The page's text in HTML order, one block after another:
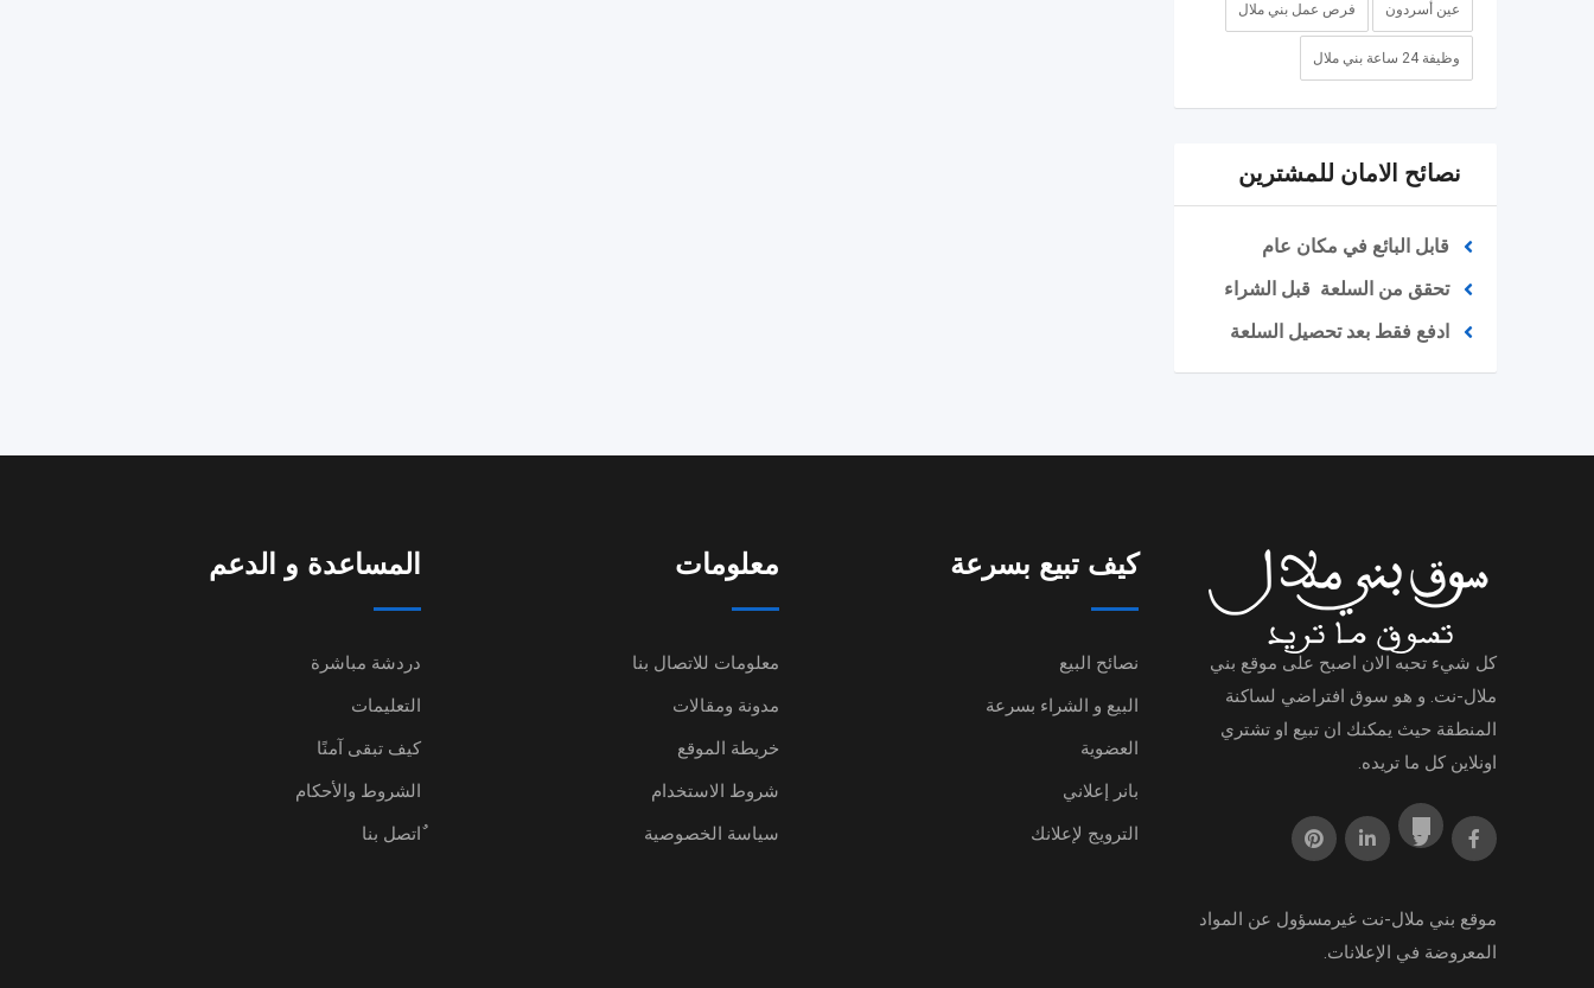
عين أسردون فرص عمل بني ملال
وظيفة 24 ساعة بني ملال
نصائح الامان للمشترين
قابل البائع في مكان عام
تحقق من السلعة قبل الشراء
ادفع فقط بعد تحصيل السلعة
كل شيء تحبه الان اصبح على موقع بني
ملال-نت. و هو سوق افتراضي لساكنة
المنطقة حيث يمكنك ان تبيع او تشتري
اونلاين كل ما تريده.
موقع بني ملال-نت غيرمسؤول عن المواد
المعروضة في الإعلانات.
كيف تبيع بسرعة
نصائح البيع
البيع و الشراء بسرعة
العضوية
بانر إعلاني
الترويج لإعلانك
معلومات
معلومات للاتصال بنا
مدونة ومقالات
خريطة الموقع
شروط الاستخدام
سياسة الخصوصية
المساعدة و الدعم
دردشة مباشرة
التعليمات
كيف تبقى آمنًا
الشروط والأحكام
ٌاتصل بنا